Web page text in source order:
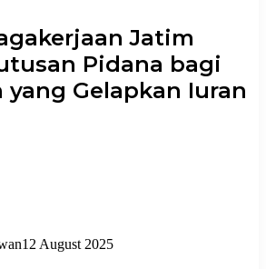
Jatim
Pidana bagi
yang Gelapkan Iuran
12 August 2025